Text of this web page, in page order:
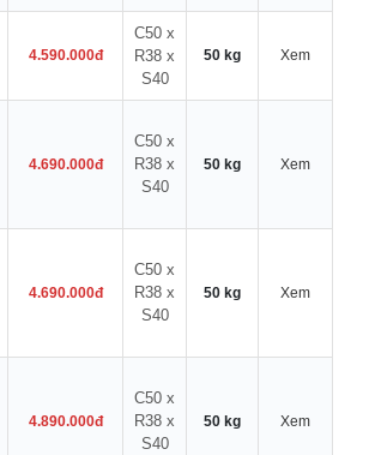
4.590.000đ
C50 x
R38 x
S40
50 kg Xem
4.690.000đ
C50 x
R38 x
S40
50 kg Xem
4.690.000đ
C50 x
R38 x
S40
50 kg Xem
4.890.000đ
C50 x
R38 x
S40
50 kg Xem